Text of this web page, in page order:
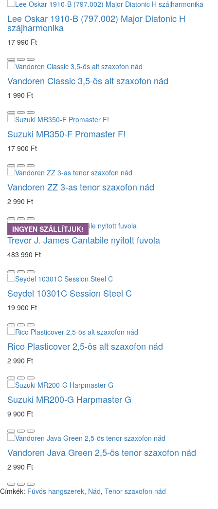
Lee Oskar 1910-B (797.002) Major Diatonic H
szájharmonika
17 990 Ft
Vandoren Classic 3,5-ös alt szaxofon nád
1 990 Ft
Suzuki MR350-F Promaster F!
17 900 Ft
Vandoren ZZ 3-as tenor szaxofon nád
2 990 Ft
INGYEN SZÁLLÍTJUK!
Trevor J. James Cantabile nyitott fuvola
483 990 Ft
Seydel 10301C Session Steel C
19 900 Ft
Rico Plasticover 2,5-ös alt szaxofon nád
2 990 Ft
Suzuki MR200-G Harpmaster G
9 900 Ft
Vandoren Java Green 2,5-ös tenor szaxofon nád
2 990 Ft
Címkék: Fúvós hangszerek, Nád, Tenor szaxofon nád